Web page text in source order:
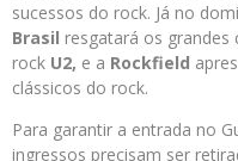
sucessos do rock. Já no
Brasil resgatará os grandes
rock U2, e a Rockfield
clássicos do rock.
Para garantir a entrada no
ingressos precisam ser